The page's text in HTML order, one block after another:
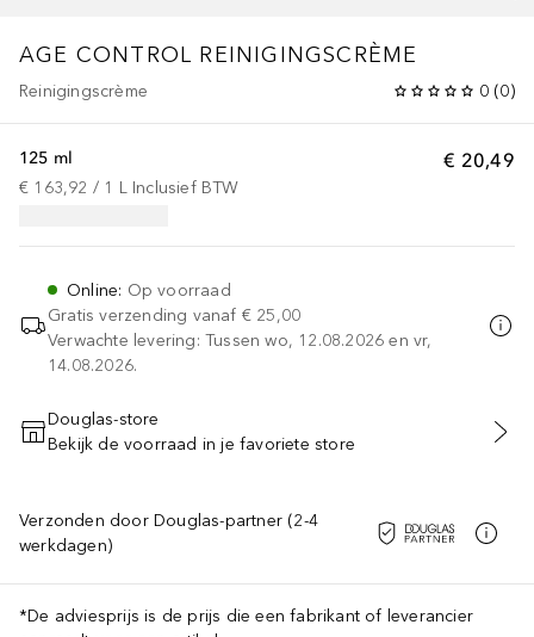
AGE CONTROL REINIGINGSCRÈME
Reinigingscrème 0 (0)
€ 20,49
125 ml
€ 163,92 / 1 L Inclusief BTW
Online: Op voorraad
Gratis verzending vanaf € 25,00
Verwachte levering: Tussen wo, 12.08.2026 en vr,
14.08.2026.
VOEG TOE AAN WINKELMANDJE
Douglas-store
Bekijk de voorraad in je favoriete store
Verzonden door Douglas-partner (2-4
werkdagen)
*De adviesprijs is de prijs die een fabrikant of leverancier